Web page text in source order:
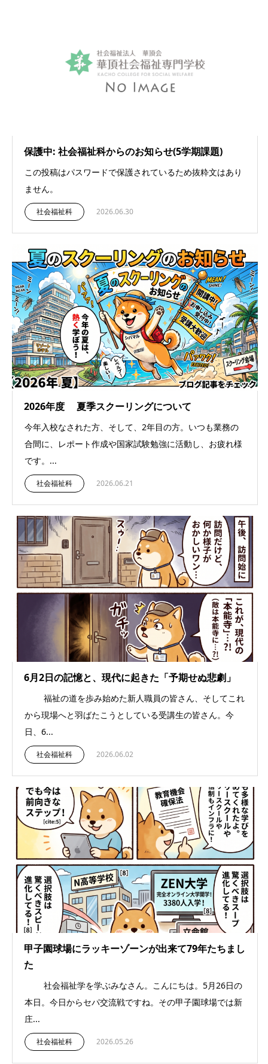
保護中: 社会福祉科からのお知らせ(5学期課題)
この投稿はパスワードで保護されているため抜粋文はあり
ません。
社会福祉科 2026.06.30
2026年度 夏季スクーリングについて
今年入校なされた方、そして、2年目の方。いつも業務の
合間に、レポート作成や国家試験勉強に活動し、お疲れ様
です。...
社会福祉科 2026.06.21
6月2日の記憶と、現代に起きた「予期せぬ悲劇」
福祉の道を歩み始めた新人職員の皆さん、そしてこれ
から現場へと羽ばたこうとしている受講生の皆さん。今
日、6...
社会福祉科 2026.06.02
甲子園球場にラッキーゾーンが出来て79年たちまし
た
社会福祉学を学ぶみなさん。こんにちは。5月26日の
本日。今日からセパ交流戦ですね。その甲子園球場では新
庄...
社会福祉科 2026.05.26